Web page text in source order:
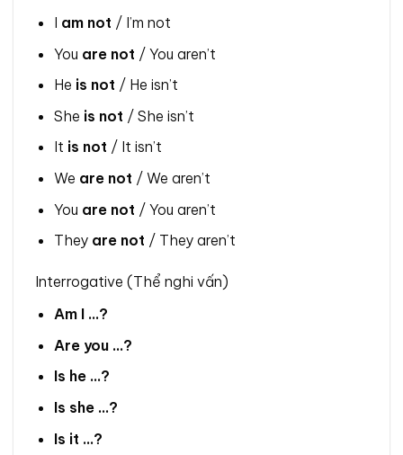
I am not / I’m not
You are not / You aren’t
He is not / He isn’t
She is not / She isn’t
It is not / It isn’t
We are not / We aren’t
You are not / You aren’t
They are not / They aren’t
Interrogative (Thể nghi vấn)
Am I …?
Are you …?
Is he …?
Is she …?
Is it …?